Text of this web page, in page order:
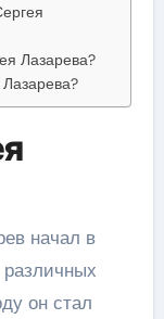
Лазарева?
начал в
различных
он стал